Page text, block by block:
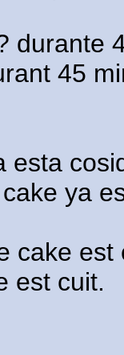
durante
45
esta
ya
cake
est cuit.